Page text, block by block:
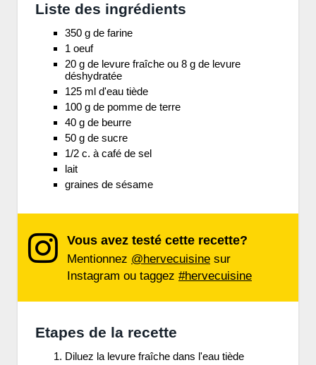
Liste des ingrédients
350 g de farine
1 oeuf
20 g de levure fraîche ou 8 g de levure
déshydratée
125 ml d'eau tiède
100 g de pomme de terre
40 g de beurre
50 g de sucre
1/2 c. à café de sel
lait
graines de sésame
Vous avez testé cette recette?
Mentionnez @hervecuisine sur
Instagram ou taggez #hervecuisine
Etapes de la recette
Diluez la levure fraîche dans l'eau tiède